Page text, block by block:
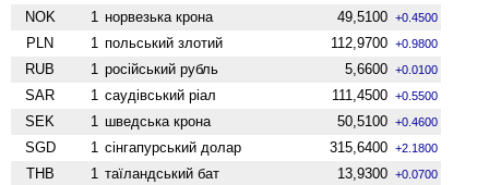
NOK 1 норвезька крона 49,5100 +0.4500
PLN 1 польський злотий 112,9700 +0.9800
RUB 1 російський рубль 5,6600 +0.0100
SAR 1 саудівський ріал 111,4500 +0.5500
SEK 1 шведська крона 50,5100 +0.4600
SGD 1 сінгапурський долар 315,6400 +2.1800
THB 1 таїландський бат 13,9300 +0.0700